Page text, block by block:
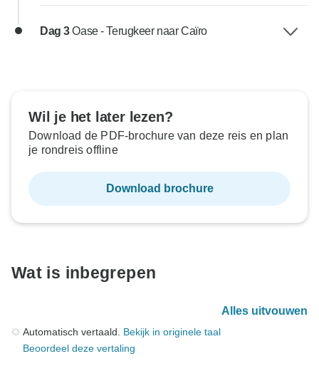
Dag 3Oase - Terugkeer naar Caïro
Wil je het later lezen?
Download de PDF-brochure van deze reis en plan
je rondreis offline
Download brochure
Wat is inbegrepen
Alles uitvouwen
Automatisch vertaald. Bekijk in originele taal
Beoordeel deze vertaling